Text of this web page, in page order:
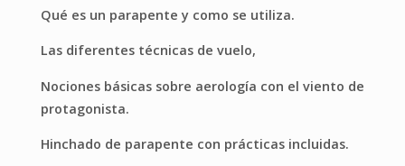
Qué es un parapente y como se utiliza.
Las diferentes técnicas de vuelo,
Nociones básicas sobre aerología con el viento de
protagonista.
Hinchado de parapente con prácticas incluidas.